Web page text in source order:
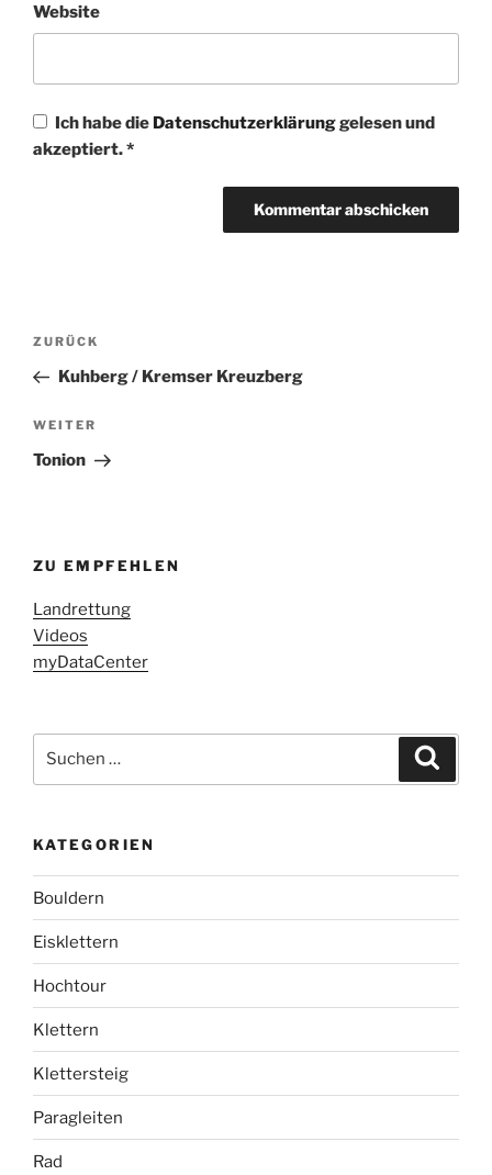
Website
Ich habe die Datenschutzerklärunggelesen und
akzeptiert.*
Beitragsnavigation
Vorheriger
Beitrag
ZURÜCK
Kuhberg / Kremser Kreuzberg
Nächster
Beitrag
WEITER
Tonion
ZU EMPFEHLEN
Landrettung
Videos
myDataCenter
nach:
KATEGORIEN
Bouldern
Eisklettern
Hochtour
Klettern
Klettersteig
Paragleiten
Rad